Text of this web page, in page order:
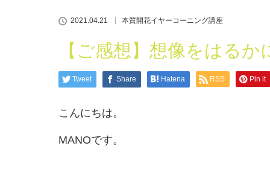
2021.04.21 本質開花イヤーコーニング講座
【ご感想】想像をはる
Tweet Share Hatena RSS Pin it
こんにちは。
MANOです。